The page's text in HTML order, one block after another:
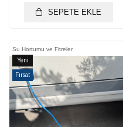
SEPETE EKLE
Su Hortumu ve Fitreler
Yeni
Ürün
Fırsat
Ürünü